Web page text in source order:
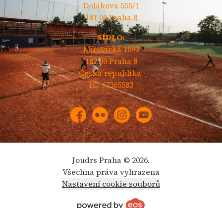
Dolákova 555/1
181 00 Praha 8
SÍDLO:
Mirovická 1093
182 00 Praha 8
Česká republika
IČ: 67365582
Facebook
FlickrInstagramYouTube
Joudrs Praha © 2026.
Všechna práva vyhrazena
Nastavení cookie souborů